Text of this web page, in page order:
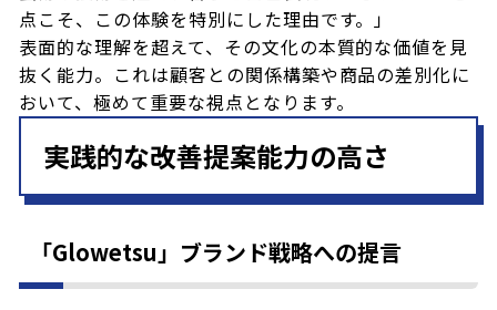
点こそ、この体験を特別にした理由です。」
表面的な理解を超えて、その文化の本質的な価値を見
抜く能力。これは顧客との関係構築や商品の差別化に
おいて、極めて重要な視点となります。
実践的な改善提案能力の高さ
「Glowetsu」ブランド戦略への提言